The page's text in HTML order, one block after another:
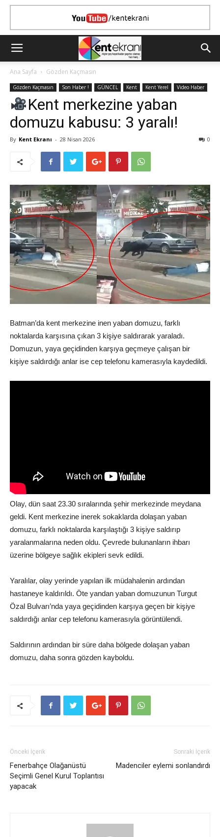
Ana Sayfa Gözden Kaçmasın
Gözden Kaçmasın Son Haber ! GÜNCEL Kent Kent Yerel Video Haber
Kent merkezine yaban
domuzu kabusu: 3 yaralı!
By Kent Ekranı - 28 Nisan 2026 0
Batman’da kent merkezine inen yaban domuzu, farklı
noktalarda karşısına çıkan 3 kişiye saldırarak yaraladı.
Domuzun, yaya geçidinden karşıya geçmeye çalışan bir
kişiye saldırdığı anlar ise cep telefonu kamerasıyla kaydedildi.
Olay, dün saat 23.30 sıralarında şehir merkezinde meydana
geldi. Kent merkezine inerek sokaklarda dolaşan yaban
domuzu, farklı noktalarda karşılaştığı 3 kişiye saldırıp
yaralanmalarına neden oldu. Çevrede bulunanların ihbarı
üzerine bölgeye sağlık ekipleri sevk edildi.
Yaralılar, olay yerinde yapılan ilk müdahalenin ardından
hastaneye kaldırıldı. Öte yandan yaban domuzunun Turgut
Özal Bulvarı’nda yaya geçidinden karşıya geçen bir kişiye
saldırdığı anlar cep telefonu kamerasıyla görüntülendi.
Saldırının ardından bir süre daha bölgede dolaşan yaban
domuzu, daha sonra gözden kayboldu.
Önceki İçerik
Fenerbahçe Olağanüstü
Seçimli Genel Kurul Toplantısı
yapacak
Sonraki İçerik
Madenciler eylemi sonlandırdı